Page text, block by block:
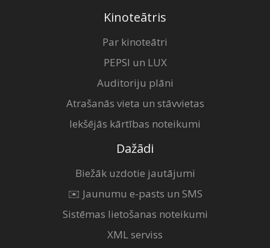
Kinoteātris
Par kinoteātri
PEPSI un LUX
Auditoriju plāni
Atrašanās vieta un stāvvietas
Iekšējās kārtības noteikumi
Dažādi
Biežāk uzdotie jautājumi
✉️ Jaunumu e-pasts un SMS
Sistēmas lietošanas noteikumi
XML serviss